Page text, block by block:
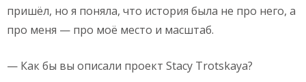
пришёл, но я поняла, что история была не про него, а
про меня — про моё место и масштаб.
— Как бы вы описали проект Stacy Trotskaya?